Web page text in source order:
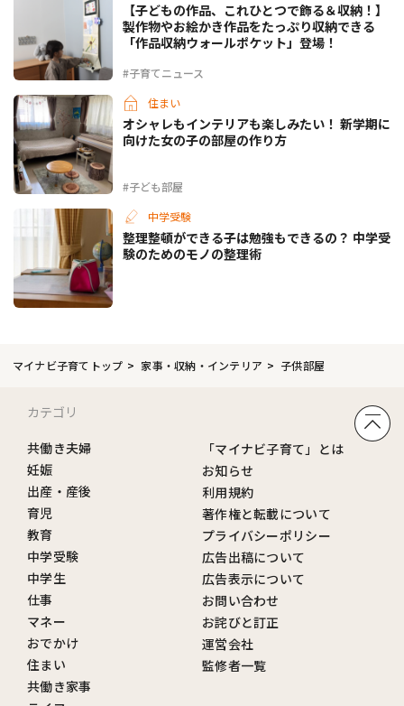
#子育てニュース
【子どもの作品、これひとつで飾る＆収納！】
製作物やお絵かき作品をたっぷり収納できる
「作品収納ウォールポケット」登場！
住まい
#子ども部屋
オシャレもインテリアも楽しみたい！ 新学期に
向けた女の子の部屋の作り方
中学受験
整理整頓ができる子は勉強もできるの？ 中学受
験のためのモノの整理術
マイナビ子育てトップ 家事・収納・インテリア 子供部屋
カテゴリ
共働き夫婦
妊娠
出産・産後
育児
教育
中学受験
中学生
仕事
マネー
おでかけ
住まい
共働き家事
「マイナビ子育て」とは
お知らせ
利用規約
著作権と転載について
プライバシーポリシー
広告出稿について
広告表示について
お問い合わせ
お詫びと訂正
運営会社
監修者一覧